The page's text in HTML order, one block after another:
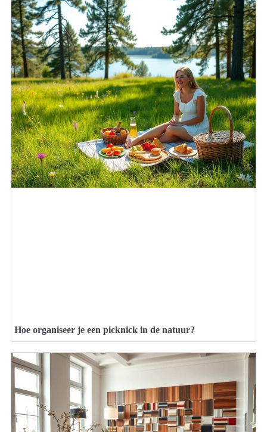
Hoe organiseer je een picknick in de natuur?